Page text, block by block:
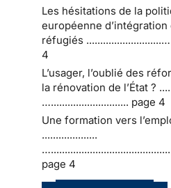
Les hésitations de la
européenne d’intégration
réfugiés
4
L’usager, l’oublié des
la rénovation de l’État ?
…............................ page 4
Une formation vers
....................
page 4